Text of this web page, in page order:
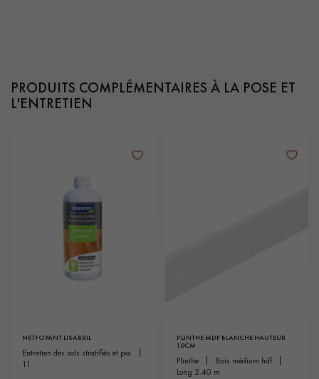
PRODUITS COMPLÉMENTAIRES À LA POSE ET
L'ENTRETIEN
NETTOYANT LISABRIL
entretien des sols stratifiés et pvc
1l
PLINTHE MDF BLANCHE HAUTEUR
10CM
plinthe
bois médium hdf
long 2.40 m